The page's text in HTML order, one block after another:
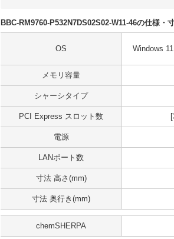
BBC-RM9760-P532N7DS02S02-W11-46の仕様・
OS Windows
メモリ容量
シャーシタイプ
PCI Express スロット数
電源
LANポート数
寸法 高さ(mm)
寸法 奥行き(mm)
chemSHERPA